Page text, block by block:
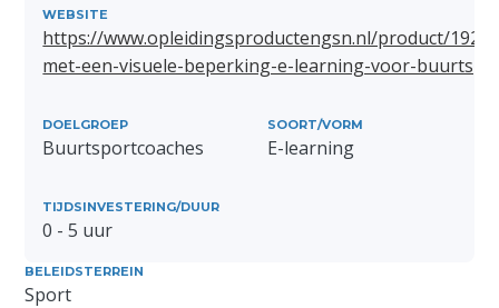
WEBSITE
https://www.opleidingsproductengsn.nl/product/
met-een-visuele-beperking-e-learning-voor-
DOELGROEP
Buurtsportcoaches
SOORT/VORM
E-learning
TIJDSINVESTERING/DUUR
0 - 5 uur
BELEIDSTERREIN
Sport